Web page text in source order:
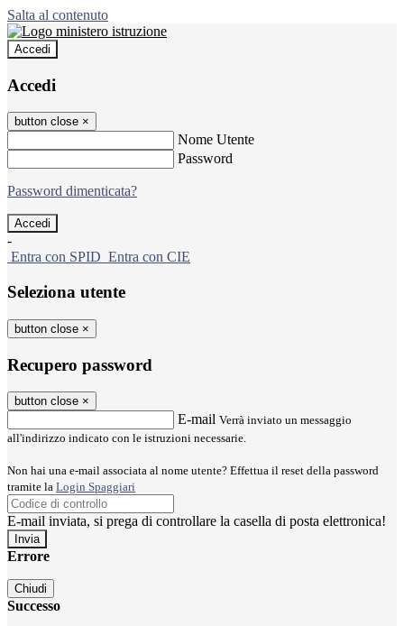
Salta al contenuto
Accedi
Accedi
button close ×
Nome Utente
Password
Password dimenticata?
-
Entra con SPID Entra con CIE
Seleziona utente
button close ×
Recupero password
button close ×
E-mail Verrà inviato un messaggio
all'indirizzo indicato con le istruzioni necessarie.
Non hai una e-mail associata al nome utente? Effettua il reset della password
tramite la Login Spaggiari
E-mail inviata, si prega di controllare la casella di posta elettronica!
Errore
Chiudi
Successo